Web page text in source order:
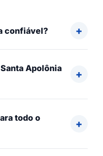
confiável?
Apolônia
todo o